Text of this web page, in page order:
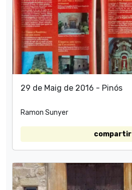
29 de Maig de 2016 - Pinós
Ramon Sunyer
compartir